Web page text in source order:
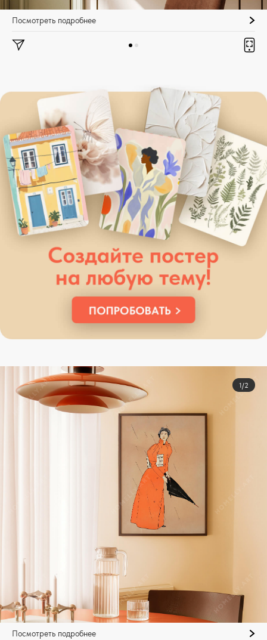
Посмотреть подробнее
1/2
Посмотреть подробнее